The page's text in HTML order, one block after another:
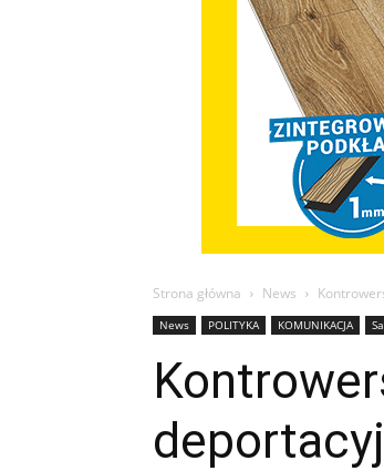
Strona główna News
News POLITYKA KOMUNIKACJA